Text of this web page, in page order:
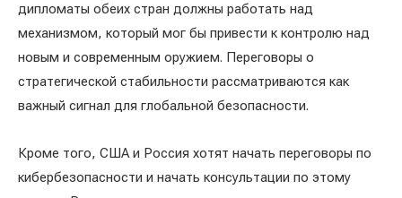
дипломаты обеих стран должны работать над
механизмом, который мог бы привести к контролю над
новым и современным оружием. Переговоры о
стратегической стабильности рассматриваются как
важный сигнал для глобальной безопасности.
Кроме того, США и Россия хотят начать переговоры по
кибербезопасности и начать консультации по этому